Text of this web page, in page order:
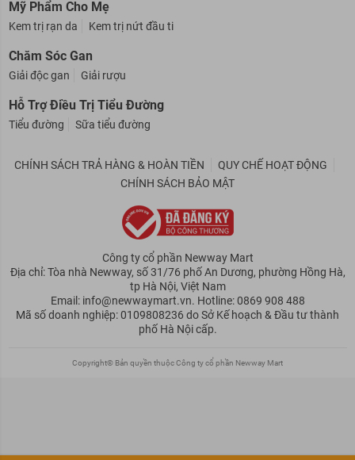
Mỹ Phẩm Cho Mẹ
Kem trị rạn da Kem trị nứt đầu ti
Chăm Sóc Gan
Giải độc gan Giải rượu
Hỗ Trợ Điều Trị Tiểu Đường
Tiểu đường Sữa tiểu đường
CHÍNH SÁCH TRẢ HÀNG & HOÀN TIỀN
QUY CHẾ HOẠT ĐỘNG
CHÍNH SÁCH BẢO MẬT
Công ty cổ phần Newway Mart
Địa chỉ: Tòa nhà Newway, số 31/76 phố An Dương, phường Hồng Hà,
tp Hà Nội, Việt Nam
Email: info@newwaymart.vn. Hotline: 0869 908 488
Mã số doanh nghiệp: 0109808236 do Sở Kế hoạch & Đầu tư thành
phố Hà Nội cấp.
Copyright© Bản quyền thuộc Công ty cổ phần Newway Mart